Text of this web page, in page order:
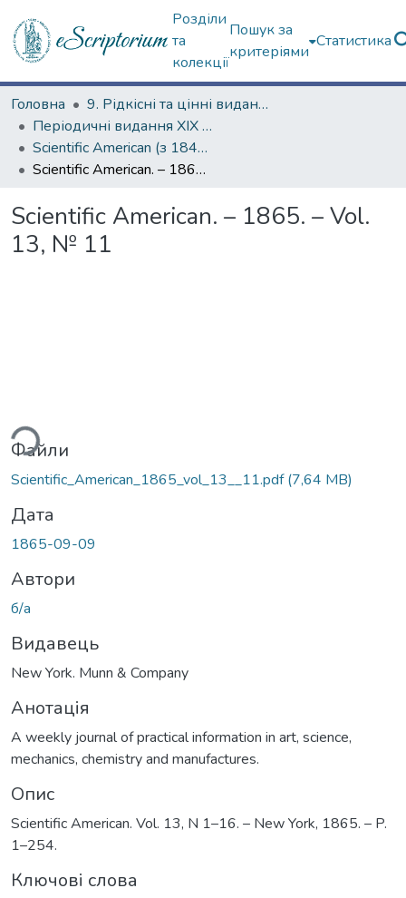
Розділи
та
колекції
Пошук за
критеріями
Статистика
Головна
9. Рідкісні та цінні видання
Періодичні видання ХІХ ст.
Scientific American (з 1845 р.)
Scientific American. – 1865. – Vol. 13, № 11
Scientific American. – 1865. – Vol.
13, № 11
Файли
Scientific_American_1865_vol_13__11.pdf(7,64 MB)
Дата
1865-09-09
Автори
б/а
Видавець
New York. Munn & Company
Анотація
A weekly journal of practical information in art, science,
mechanics, chemistry and manufactures.
Опис
Scientific American. Vol. 13, N 1–16. – New York, 1865. – P.
1–254.
Ключові слова